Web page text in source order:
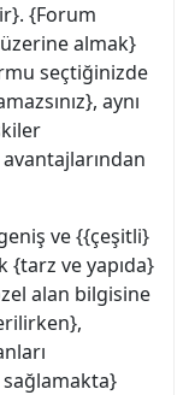
{Forum
almak}
seçtiğinizde
aynı
ve {{çeşitli}
ve yapıda}
alan bilgisine